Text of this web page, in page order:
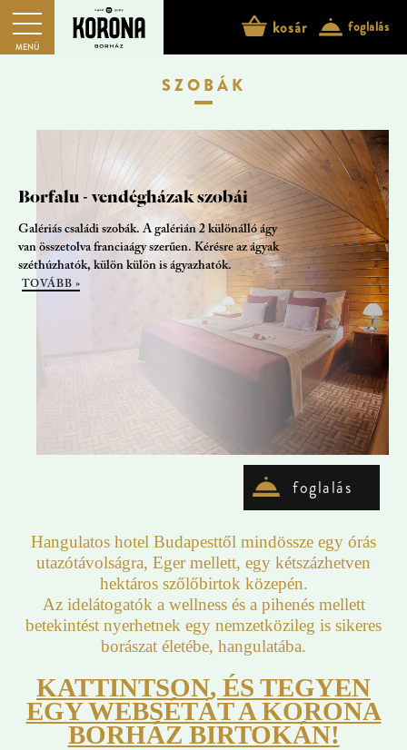
MENÜ
kosár foglalás
SZOBÁK
Borfalu - vendégházak szobái
Galériás családi szobák. A galérián 2 különálló ágy
van összetolva franciaágy szerűen. Kérésre az ágyak
széthúzhatók, külön külön is ágyazhatók.
TOVÁBB »
foglalás
Hangulatos hotel Budapesttől mindössze egy órás
utazótávolságra, Eger mellett, egy kétszázhetven
hektáros szőlőbirtok közepén.
Az idelátogatók a wellness és a pihenés mellett
betekintést nyerhetnek egy nemzetközileg is sikeres
borászat életébe, hangulatába.
KATTINTSON, ÉS TEGYEN
EGY WEBSÉTÁT A KORONA
BORHÁZ BIRTOKÁN!